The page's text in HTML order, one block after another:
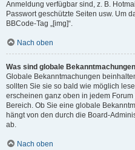
Anmeldung verfügbar sind, z. B.
Passwort geschützte Seiten usw. Um
BBCode-Tag „[img]“.
Nach oben
Was sind globale
Globale Bekanntmachungen
sollten Sie sie so bald wie möglich
erscheinen ganz oben in jedem
Bereich. Ob Sie eine globale
hängt von den durch die Board-
ab.
Nach oben